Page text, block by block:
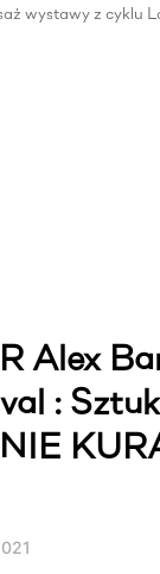
wystawy z cyklu
Alex
: